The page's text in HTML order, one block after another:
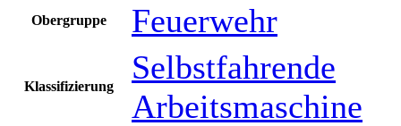
Obergruppe Feuerwehr
Klassifizierung
Selbstfahrende
Arbeitsmaschine